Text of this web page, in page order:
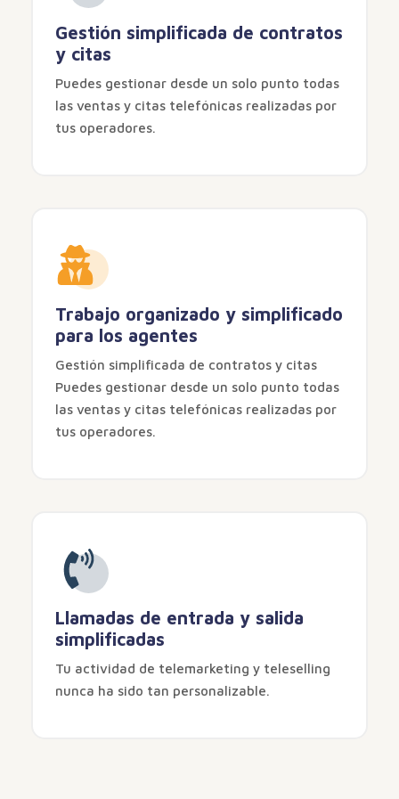
Gestión simplificada de contratos
y citas
Puedes gestionar desde un solo punto todas
las ventas y citas telefónicas realizadas por
tus operadores.
Trabajo organizado y simplificado
para los agentes
Gestión simplificada de contratos y citas
Puedes gestionar desde un solo punto todas
las ventas y citas telefónicas realizadas por
tus operadores.
Llamadas de entrada y salida
simplificadas
Tu actividad de telemarketing y teleselling
nunca ha sido tan personalizable.